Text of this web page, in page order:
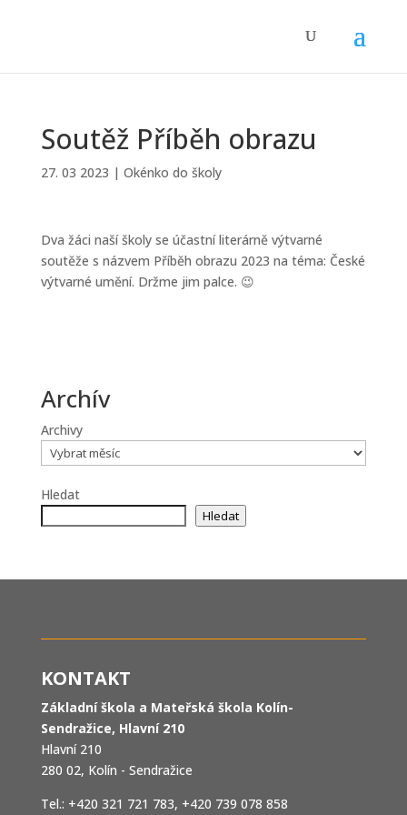
Soutěž Příběh obrazu
27. 03 2023 | Okénko do školy
Dva žáci naší školy se účastní literárně výtvarné
soutěže s názvem Příběh obrazu 2023 na téma: České
výtvarné umění. Držme jim palce. 😉
Archív
Archivy
Hledat
Hledat
KONTAKT
Základní škola a Mateřská škola Kolín-
Sendražice, Hlavní 210
Hlavní 210
280 02, Kolín - Sendražice
Tel.: +420 321 721 783, +420 739 078 858